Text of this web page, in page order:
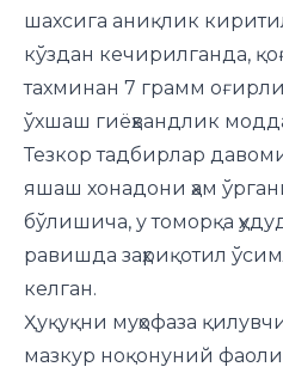
шахсига аниқлик
кўздан кечирилганда,
тахминан 7 грамм
ўхшаш гиёҳвандлик
Тезкор тадбирлар
яшаш хонадони ҳам
бўлишича, у томорқа
равишда заҳриқотил
келган.
Ҳуқуқни муҳофаза
мазкур ноқонуний